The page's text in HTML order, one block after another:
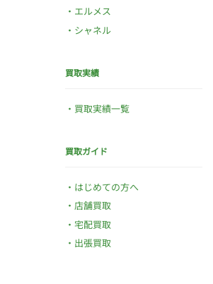
エルメス
シャネル
買取実績
買取実績一覧
買取ガイド
はじめての方へ
店舗買取
宅配買取
出張買取